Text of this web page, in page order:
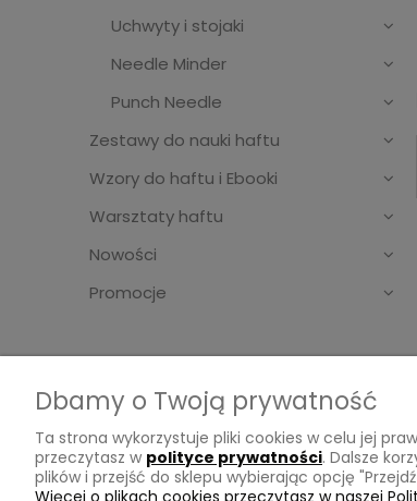
Uchwyty i stojaki
Needle Minder
Punch Needle
Zestawy do nauki haftu
Wzory do haftu i Ebooki
Warsztaty haftu
Nowości
Promocje
Ważne sprawy
Regulamin
Dbamy o Twoją prywatność
Ta strona wykorzystuje pliki cookies w celu jej
przeczytasz w polityce prywatności. Dalsze
plików i przejść do sklepu wybierając opcję
Więcej o plikach cookies przeczytasz w naszej